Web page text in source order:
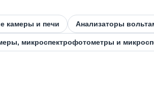
камеры и печи Анализаторы
микроспектрофотометры и